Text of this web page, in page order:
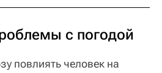
с погодой
повлиять человек на